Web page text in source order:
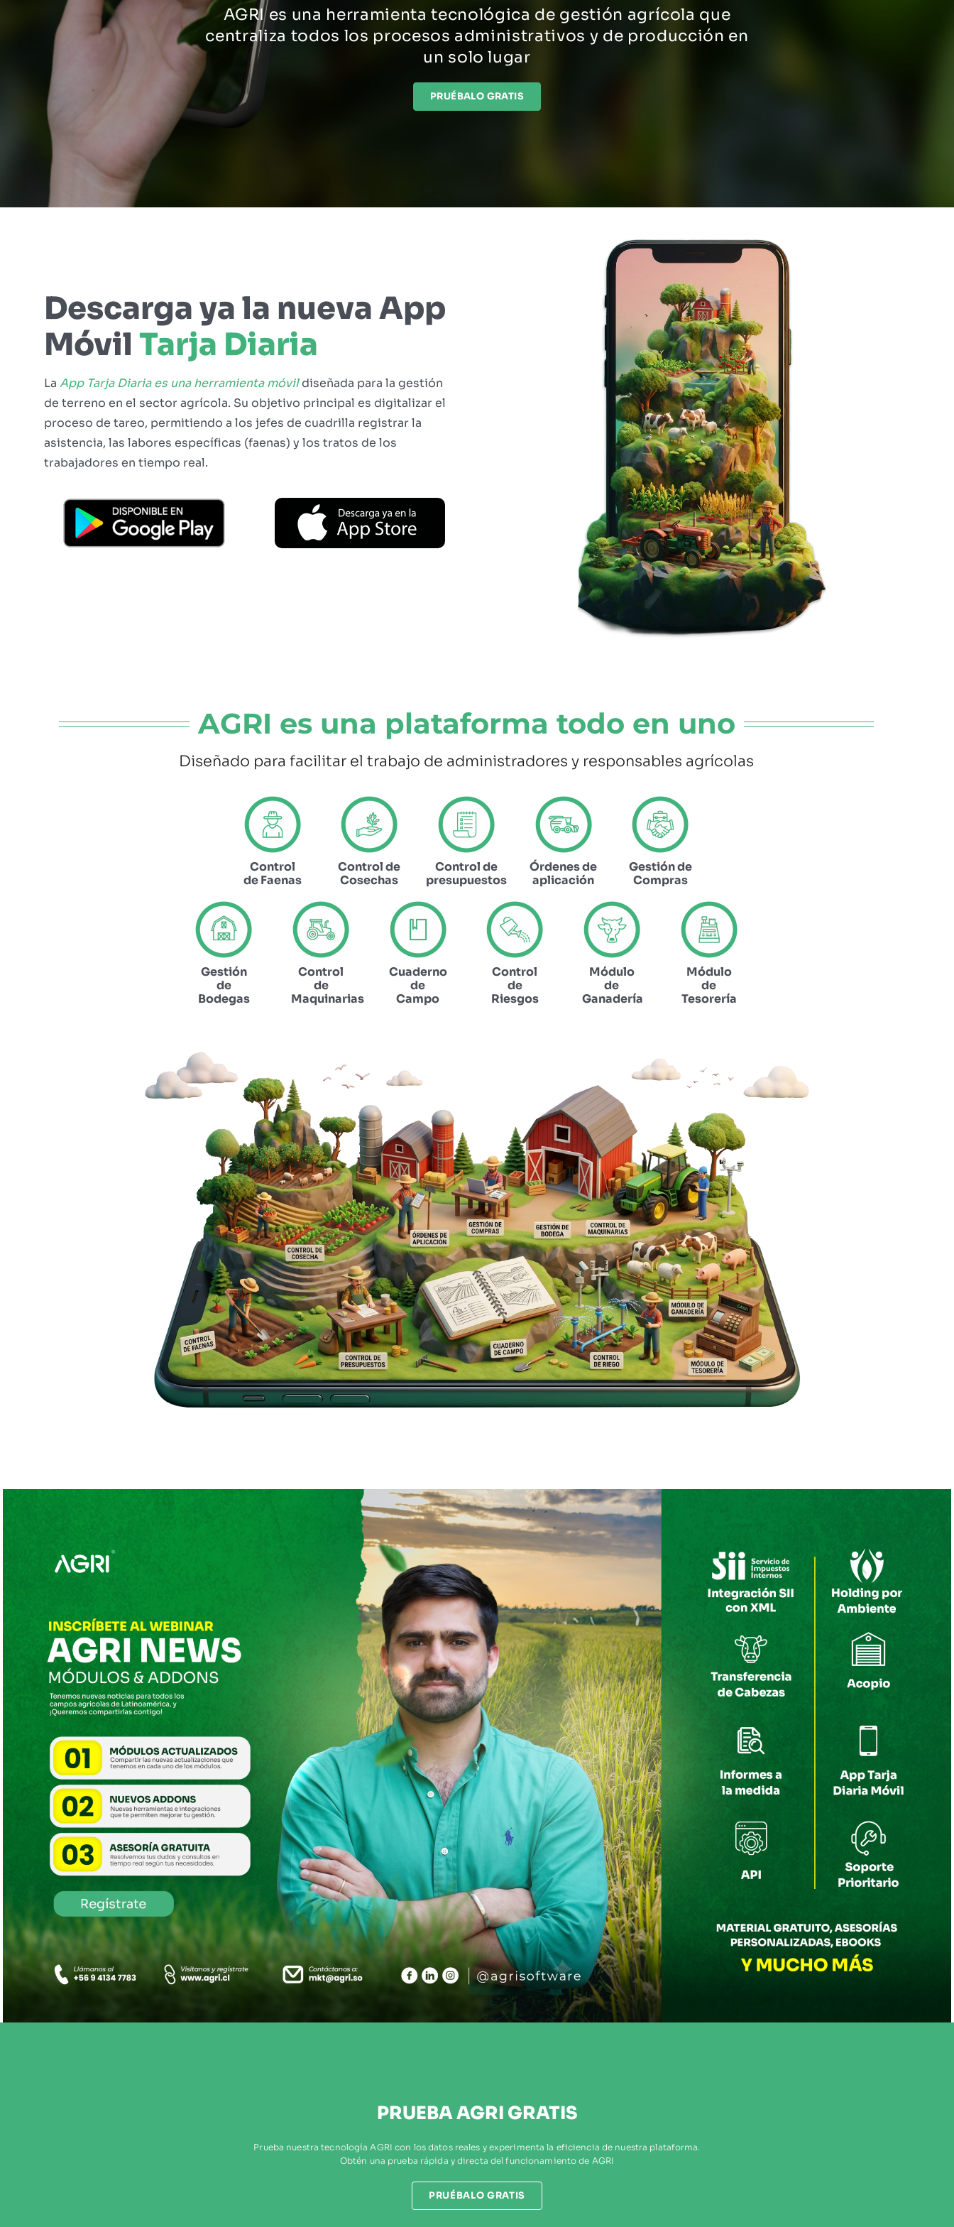
AGRI es una herramienta tecnológica de gestión agrícola que
centraliza todos los procesos administrativos y de producción en
un solo lugar
PRUÉBALO GRATIS
Descarga ya la nueva App
Móvil Tarja Diaria
La App Tarja Diaria es una herramienta móvildiseñada para la gestión
de terreno en el sector agrícola. Su objetivo principal es digitalizar el
proceso de tareo, permitiendo a los jefes de cuadrilla registrar la
asistencia, las labores específicas (faenas) y los tratos de los
trabajadores en tiempo real.
AGRI es una plataforma todo en uno
Diseñado para facilitar el trabajo de administradores y responsables agrícolas
Control
de Faenas
Control de
Cosechas
Control de
presupuestos
Órdenes de
aplicación
Gestión de
Compras
Gestión
de
Bodegas
Control
de
Maquinarias
Cuaderno
de
Campo
Control
de
Riesgos
Módulo
de
Ganadería
Módulo
de
Tesorería
PRUEBA AGRI GRATIS
Prueba nuestra tecnología AGRI con los datos reales y experimenta la eficiencia de nuestra plataforma.
Obtén una prueba rápida y directa del funcionamiento de AGRI
PRUÉBALO GRATIS